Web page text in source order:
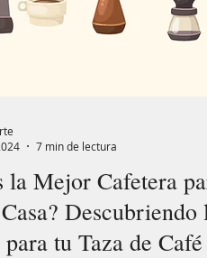
la Mejor Cafetera
Descubriendo
tu Taza de
7 min de lectura